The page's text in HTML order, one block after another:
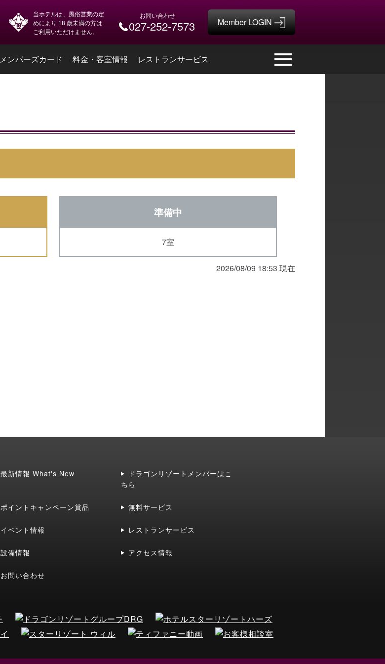
当ホテルは、風俗営業の定
めにより 18 歳未満の方は
ご利用いただけません。
お問い合わせ
027-252-7573
メンバーズカード 料金・客室情報 レストランサービス
準備中
7室
2026/08/09 18:53 現在
最新情報 What's New
ドラゴンリゾートメンバーはこ
ちら
ポイントキャンペーン賞品 無料サービス
イベント情報 レストランサービス
設備情報 アクセス情報
お問い合わせ